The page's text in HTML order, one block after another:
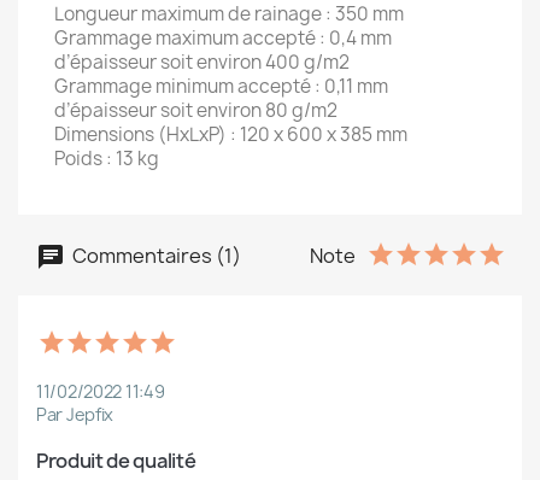
Longueur maximum de rainage : 350 mm
Grammage maximum accepté : 0,4 mm
d’épaisseur soit environ 400 g/m2
Grammage minimum accepté : 0,11 mm
d’épaisseur soit environ 80 g/m2
Dimensions (HxLxP) : 120 x 600 x 385 mm
Poids : 13 kg
Commentaires (1) Note
11/02/2022 11:49
Par Jepfix
Produit de qualité